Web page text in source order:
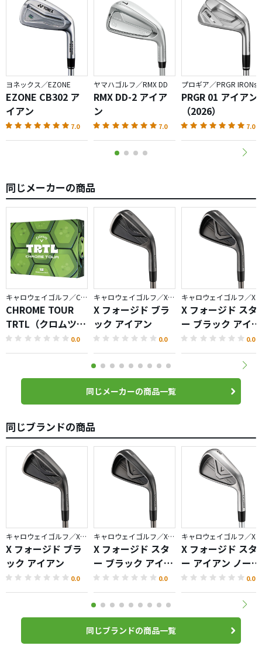
ヨネックス／EZONE
EZONE CB302 ア
イアン
7.0
ヤマハゴルフ／RMX DD
RMX DD-2 アイア
ン
7.0
プロギア／PRGR IRONs
PRGR 01 アイアン
（2026）
7.0
同じメーカーの商品
キャロウェイゴルフ／CHROME
CHROME TOUR
TRTL（クロムツア
ータートル）ボー
ル
0.0
キャロウェイゴルフ／X FORGED
X フォージド ブラ
ック アイアン
0.0
X フォージド スタ
ー ブラック アイア
ン
0.0
同じメーカーの商品一覧
同じブランドの商品
キャロウェイゴルフ／X FORGED
X フォージド ブラ
ック アイアン
0.0
キャロウェイゴルフ／X FORGED
X フォージド スタ
ー ブラック アイア
ン
0.0
X フォージド スタ
ー アイアン ノーメ
ッキバージョン 0.0
同じブランドの商品一覧